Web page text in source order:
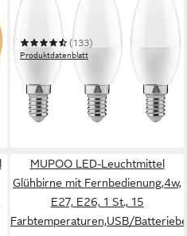
LED-Leuchtmittel Kerze 4W
E14 230V Warmweiß 3er-
Pack
(133)
Produktdatenblatt
in 1-2 Werktagen bei dir
MUPOO LED-Leuchtmittel
Glühbirne mit Fernbedienung,4w,
E27, E26, 1 St., 15
Farbtemperaturen,USB/